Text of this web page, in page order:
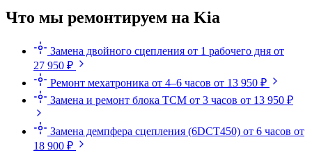
Что мы ремонтируем на Kia
Замена двойного сцепления от 1 рабочего дня от
27 950 ₽
Ремонт мехатроника от 4–6 часов от 13 950 ₽
Замена и ремонт блока TCM от 3 часов от 13 950 ₽
Замена демпфера сцепления (6DCT450) от 6 часов от
18 900 ₽